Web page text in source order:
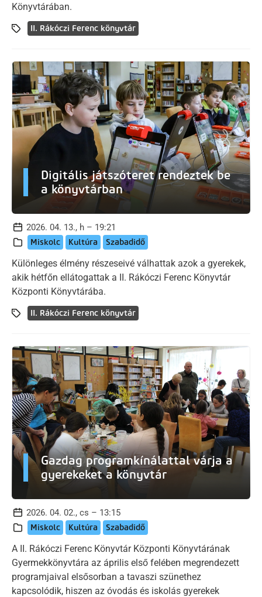
Könyvtárában.
II. Rákóczi Ferenc könyvtár
Digitális játszóteret rendeztek be
a könyvtárban
2026. 04. 13., h – 19:21
Miskolc Kultúra Szabadidő
Különleges élmény részeseivé válhattak azok a gyerekek,
akik hétfőn ellátogattak a II. Rákóczi Ferenc Könyvtár
Központi Könyvtárába.
II. Rákóczi Ferenc könyvtár
Gazdag programkínálattal várja a
gyerekeket a könyvtár
2026. 04. 02., cs – 13:15
Miskolc Kultúra Szabadidő
A II. Rákóczi Ferenc Könyvtár Központi Könyvtárának
Gyermekkönyvtára az április első felében megrendezett
programjaival elsősorban a tavaszi szünethez
kapcsolódik, hiszen az óvodás és iskolás gyerekek